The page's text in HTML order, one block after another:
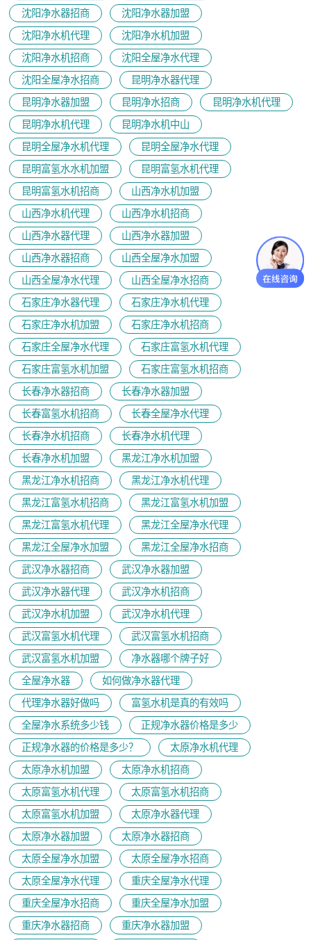
沈阳净水器招商
沈阳净水器加盟
沈阳净水机代理
沈阳净水机加盟
沈阳净水机招商
沈阳全屋净水代理
沈阳全屋净水招商
昆明净水器代理
昆明净水器加盟
昆明净水招商
昆明净水机代理
昆明净水机代理
昆明净水机中山
昆明全屋净水机代理
昆明全屋净水代理
昆明富氢水水机加盟
昆明富氢水机代理
昆明富氢水机招商
山西净水机加盟
山西净水机代理
山西净水机招商
山西净水器代理
山西净水器加盟
山西净水器招商
山西全屋净水加盟
山西全屋净水代理
山西全屋净水招商
石家庄净水器代理
石家庄净水机代理
石家庄净水机加盟
石家庄净水机招商
石家庄全屋净水代理
石家庄富氢水机代理
石家庄富氢水机加盟
石家庄富氢水机招商
长春净水器招商
长春净水器加盟
长春富氢水机招商
长春全屋净水代理
长春净水机招商
长春净水机代理
长春净水机加盟
黑龙江净水机加盟
黑龙江净水机招商
黑龙江净水机代理
黑龙江富氢水机招商
黑龙江富氢水机加盟
黑龙江富氢水机代理
黑龙江全屋净水代理
黑龙江全屋净水加盟
黑龙江全屋净水招商
武汉净水器招商
武汉净水器加盟
武汉净水器代理
武汉净水机招商
武汉净水机加盟
武汉净水机代理
武汉富氢水机代理
武汉富氢水机招商
武汉富氢水机加盟
净水器哪个牌子好
全屋净水器
如何做净水器代理
代理净水器好做吗
富氢水机是真的有效吗
全屋净水系统多少钱
正规净水器价格是多少
正规净水器的价格是多少？
太原净水机代理
太原净水机加盟
太原净水机招商
太原富氢水机代理
太原富氢水机招商
太原富氢水机加盟
太原净水器代理
太原净水器加盟
太原净水器招商
太原全屋净水加盟
太原全屋净水招商
太原全屋净水代理
重庆全屋净水代理
重庆全屋净水招商
重庆全屋净水加盟
重庆净水器招商
重庆净水器加盟